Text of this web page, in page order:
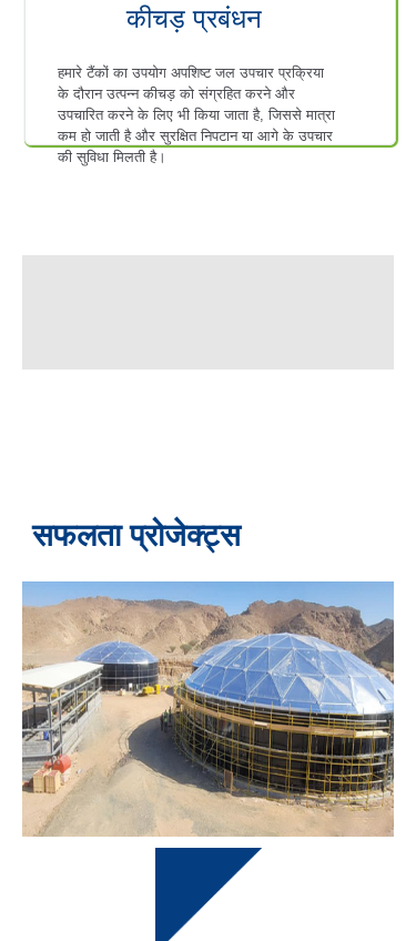
कीचड़ प्रबंधन
हमारे टैंकों का उपयोग अपशिष्ट जल उपचार प्रक्रिया
के दौरान उत्पन्न कीचड़ को संग्रहित करने और
उपचारित करने के लिए भी किया जाता है, जिससे मात्रा
कम हो जाती है और सुरक्षित निपटान या आगे के उपचार
की सुविधा मिलती है।
सफलता प्रोजेक्ट्स